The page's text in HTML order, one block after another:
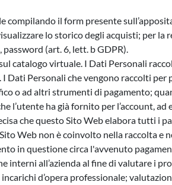
compilando il form presente
lo storico degli acquisti; per la
password (art. 6, lett. b GDPR).
catalogo virtuale. I Dati Personali
I Dati Personali che vengono raccolti
o ad altri strumenti di pagamento;
l’utente ha già fornito per l’account, ad
che questo Sito Web elabora tutti i
Web non è coinvolto nella raccolta e
in questione circa l'avvenuto
interni all’azienda al fine di valutare i
d’opera professionale;